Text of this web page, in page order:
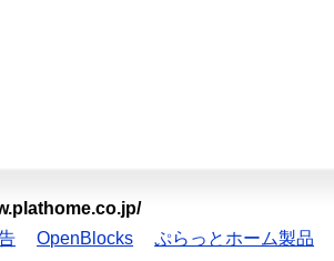
OpenBlocks ぷらっとホーム製品